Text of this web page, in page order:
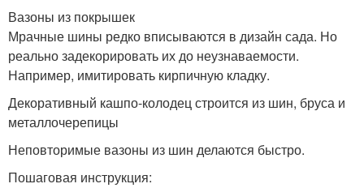
Вазоны из покрышек
Мрачные шины редко вписываются в дизайн сада. Но
реально задекорировать их до неузнаваемости.
Например, имитировать кирпичную кладку.
Декоративный кашпо-колодец строится из шин, бруса и
металлочерепицы
Неповторимые вазоны из шин делаются быстро.
Пошаговая инструкция: